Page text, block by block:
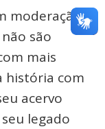
moderação.
são
mais
história com
acervo
legado